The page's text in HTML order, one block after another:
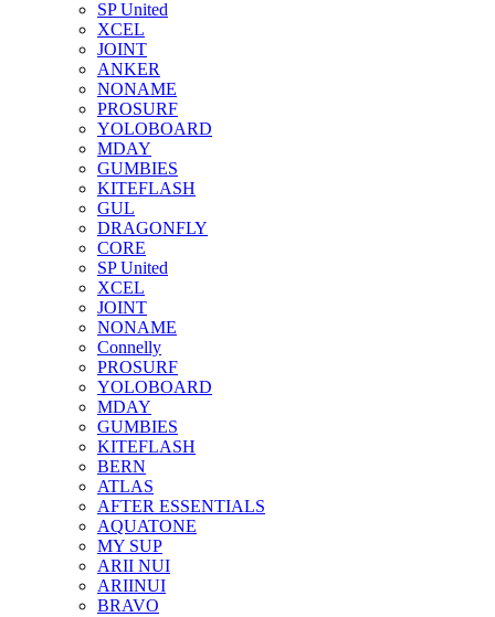
SP United
XCEL
JOINT
ANKER
NONAME
PROSURF
YOLOBOARD
MDAY
GUMBIES
KITEFLASH
GUL
DRAGONFLY
CORE
SP United
XCEL
JOINT
NONAME
Connelly
PROSURF
YOLOBOARD
MDAY
GUMBIES
KITEFLASH
BERN
ATLAS
AFTER ESSENTIALS
AQUATONE
MY SUP
ARII NUI
ARIINUI
BRAVO